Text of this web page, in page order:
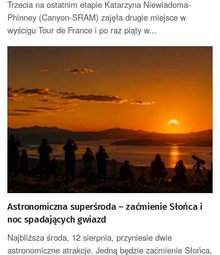
Trzecia na ostatnim etapie Katarzyna Niewiadoma-
Phinney (Canyon-SRAM) zajęła drugie miejsce w
wyścigu Tour de France i po raz piąty w...
Astronomiczna superśroda – zaćmienie Słońca i
noc spadających gwiazd
Najbliższa środa, 12 sierpnia, przyniesie dwie
astronomiczne atrakcje. Jedną będzie zaćmienie Słońca,